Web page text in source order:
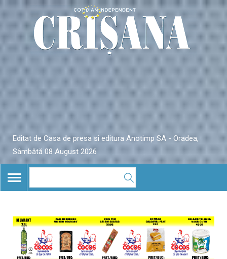
Editat de Casa de presa si editura Anotimp SA - Oradea,
Sâmbătă 08 August 2026
TOGGLE
NAVIGATION